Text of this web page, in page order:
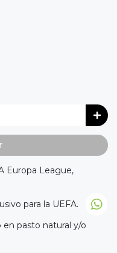
Europa League,
para la UEFA.
pasto natural y/o